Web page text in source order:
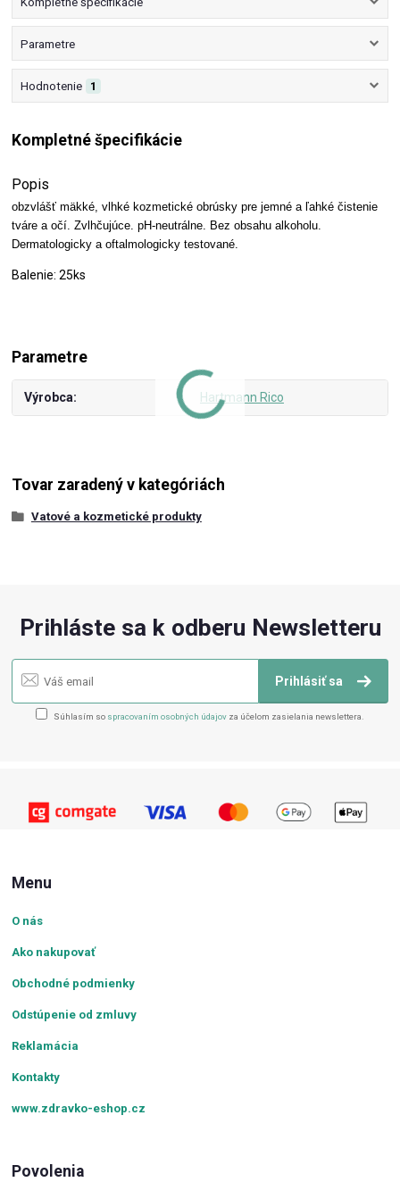
Parametre
Hodnotenie 1
Kompletné špecifikácie
Popis
obzvlášť mäkké, vlhké kozmetické obrúsky pre jemné a ľahké čistenie
tváre a očí. Zvlhčujúce. pH-neutrálne. Bez obsahu alkoholu.
Dermatologicky a oftalmologicky testované.
Balenie: 25ks
Parametre
Výrobca Hartmann Rico
Tovar zaradený v kategóriách
Vatové a kozmetické produkty
Prihláste sa k odberu Newsletteru
Prihlásiť sa
Súhlasím so spracovaním osobných údajov za účelom zasielania newslettera.
Menu
O nás
Ako nakupovať
Obchodné podmienky
Odstúpenie od zmluvy
Reklamácia
Kontakty
www.zdravko-eshop.cz
Povolenia